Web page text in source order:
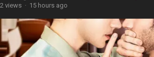
2 views · 15 hours ago